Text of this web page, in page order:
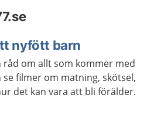
nyfött barn
råd om allt som kommer med
se filmer om matning, skötsel,
det kan vara att bli förälder.